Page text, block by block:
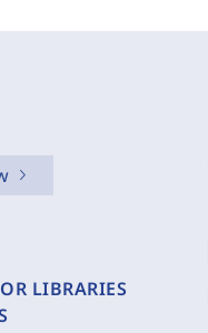
LIBRARIES